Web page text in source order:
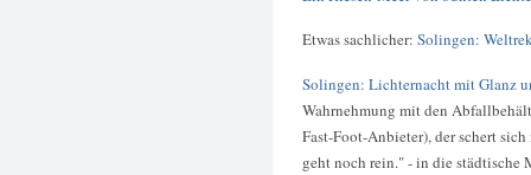
Etwas sachlicher: Solingen:
Solingen: Lichternacht mit Glanz
Wahrnehmung mit den
Fast-Foot-Anbieter), der schert
geht noch rein." - in die städtische